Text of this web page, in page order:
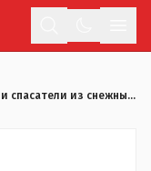
35 человек вызволили спасатели из снежных переметов на юге Костанайской области за два дня